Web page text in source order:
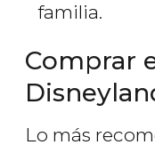
familia.
Comprar
Lo más